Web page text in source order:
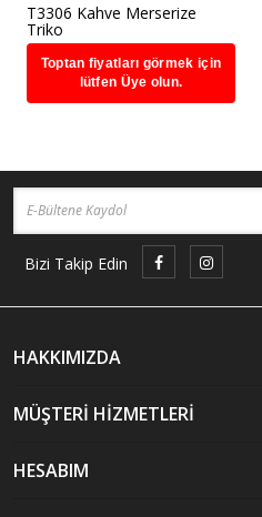
T3306 Kahve Merserize
Triko
Toptan fiyatları görmek için
lütfen Üye olun.
Bizi Takip Edin
HAKKIMIZDA
MÜŞTERİ HİZMETLERİ
HESABIM